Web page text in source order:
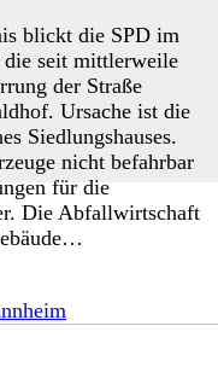
blickt die SPD im
die seit mittlerweile
der Straße
Ursache ist die
Siedlungshauses.
nicht befahrbar
für die
Die Abfallwirtschaft